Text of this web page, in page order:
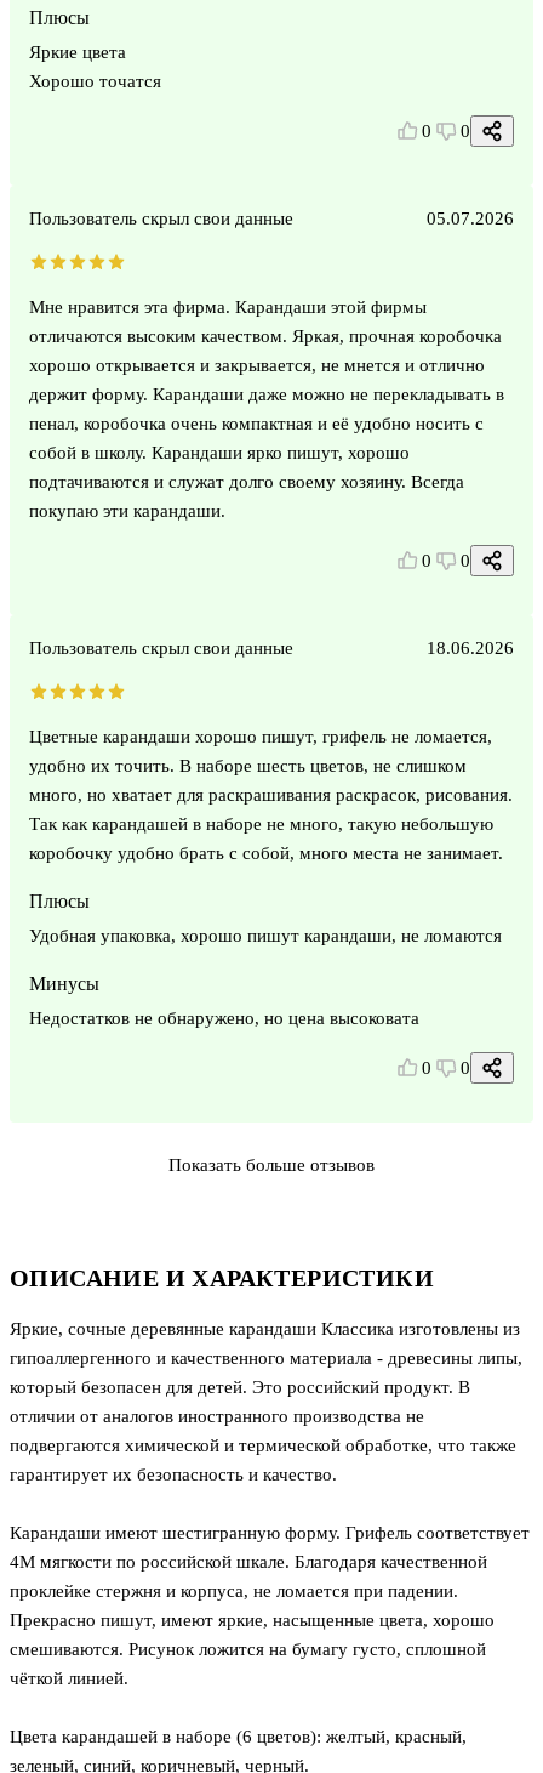
ОПИСАНИЕ И ХАРАКТЕРИСТИКИ
Яркие, сочные деревянные карандаши Классика изготовлены из
гипоаллергенного и качественного материала - древесины липы,
который безопасен для детей. Это российский продукт. В
отличии от аналогов иностранного производства не
подвергаются химической и термической обработке, что также
гарантирует их безопасность и качество.
Карандаши имеют шестигранную форму. Грифель соответствует
4М мягкости по российской шкале. Благодаря качественной
проклейке стержня и корпуса, не ломается при падении.
Прекрасно пишут, имеют яркие, насыщенные цвета, хорошо
смешиваются. Рисунок ложится на бумагу густо, сплошной
чёткой линией.
Цвета карандашей в наборе (6 цветов): желтый, красный,
зеленый, синий, коричневый, черный.
Плюсы
Яркие цвета
Хорошо точатся
0 0
Пользователь скрыл свои данные 05.07.2026
Мне нравится эта фирма. Карандаши этой фирмы
отличаются высоким качеством. Яркая, прочная коробочка
хорошо открывается и закрывается, не мнется и отлично
держит форму. Карандаши даже можно не перекладывать в
пенал, коробочка очень компактная и её удобно носить с
собой в школу. Карандаши ярко пишут, хорошо
подтачиваются и служат долго своему хозяину. Всегда
покупаю эти карандаши.
0 0
Пользователь скрыл свои данные 18.06.2026
Цветные карандаши хорошо пишут, грифель не ломается,
удобно их точить. В наборе шесть цветов, не слишком
много, но хватает для раскрашивания раскрасок, рисования.
Так как карандашей в наборе не много, такую небольшую
коробочку удобно брать с собой, много места не занимает.
Плюсы
Удобная упаковка, хорошо пишут карандаши, не ломаются
Минусы
Недостатков не обнаружено, но цена высоковата
0 0
Показать больше отзывов